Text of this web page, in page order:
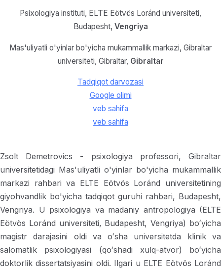
Psixologiya instituti, ELTE Eötvös Loránd universiteti,
Budapesht, Vengriya
Mas'uliyatli o'yinlar bo'yicha mukammallik markazi, Gibraltar
universiteti, Gibraltar, Gibraltar
Tadqiqot darvozasi
Google olimi
veb sahifa
veb sahifa
Zsolt Demetrovics - psixologiya professori, Gibraltar
universitetidagi Mas'uliyatli o'yinlar bo'yicha mukammallik
markazi rahbari va ELTE Eötvös Loránd universitetining
giyohvandlik bo'yicha tadqiqot guruhi rahbari, Budapesht,
Vengriya. U psixologiya va madaniy antropologiya (ELTE
Eötvös Loránd universiteti, Budapesht, Vengriya) boʻyicha
magistr darajasini oldi va oʻsha universitetda klinik va
salomatlik psixologiyasi (qoʻshadi xulq-atvor) boʻyicha
doktorlik dissertatsiyasini oldi. Ilgari u ELTE Eötvös Loránd